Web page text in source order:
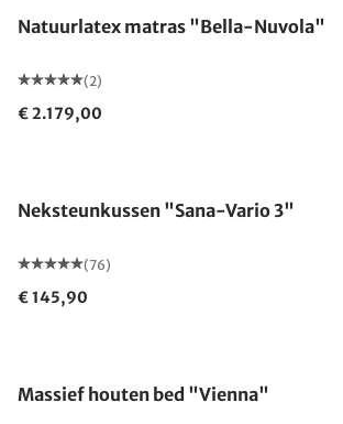
Natuurlatex matras "Bella-Nuvola"
(2)
€ 2.179,00
Neksteunkussen "Sana-Vario 3"
(76)
€ 145,90
Massief houten bed "Vienna"